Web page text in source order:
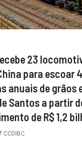
23
para escoar
anuais de grãos
Santos a partir
de R$ 1,2
CCDIBC